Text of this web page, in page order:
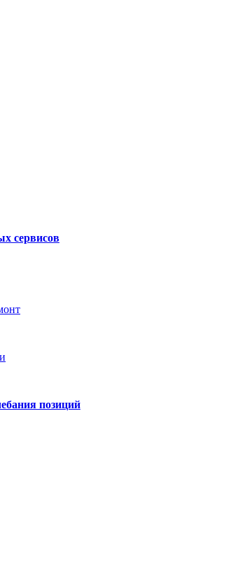
сервисов
позиций